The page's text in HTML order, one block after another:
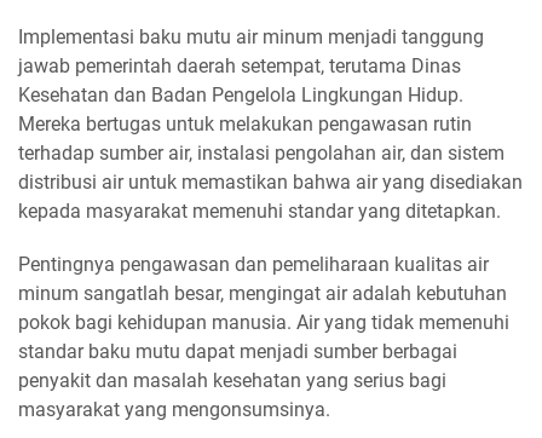
Implementasi baku mutu air minum menjadi tanggung
jawab pemerintah daerah setempat, terutama Dinas
Kesehatan dan Badan Pengelola Lingkungan Hidup.
Mereka bertugas untuk melakukan pengawasan rutin
terhadap sumber air, instalasi pengolahan air, dan sistem
distribusi air untuk memastikan bahwa air yang disediakan
kepada masyarakat memenuhi standar yang ditetapkan.
Pentingnya pengawasan dan pemeliharaan kualitas air
minum sangatlah besar, mengingat air adalah kebutuhan
pokok bagi kehidupan manusia. Air yang tidak memenuhi
standar baku mutu dapat menjadi sumber berbagai
penyakit dan masalah kesehatan yang serius bagi
masyarakat yang mengonsumsinya.